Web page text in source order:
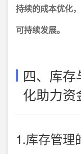
持续的成本优化
可持续发展。
四、库
化助力资
1.库存管理